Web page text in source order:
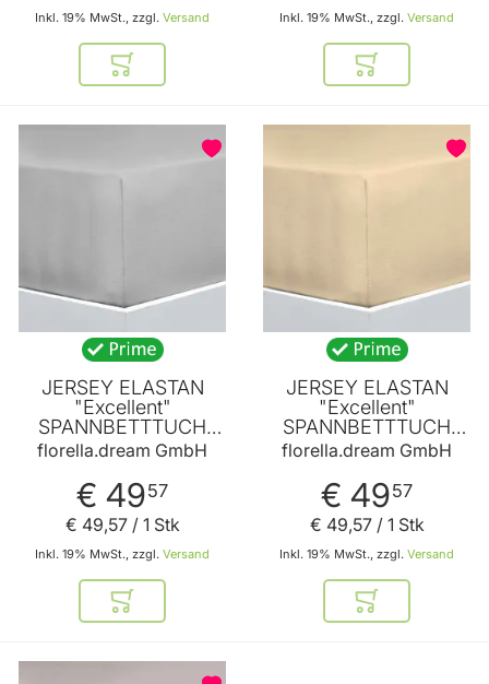
Inkl. 19% MwSt., zzgl. Versand
In den Warenkorb
Inkl. 19% MwSt., zzgl. Versand
In den
JERSEY ELASTAN
"Excellent"
SPANNBETTTUCH
Metallic 90-100x200-
FLORELLA
florella.dream GmbH
€ 4957
Inkl. 19% MwSt., zzgl. Versand
€ 49,57/ 1 Stk
In den Warenkorb
JERSEY ELASTAN
"Excellent"
SPANNBETTTUCH
Champagner 90-
FLORELLA
florella.dream GmbH
€ 4957
Inkl. 19% MwSt., zzgl. Versand
€ 49,57/ 1 Stk
In den